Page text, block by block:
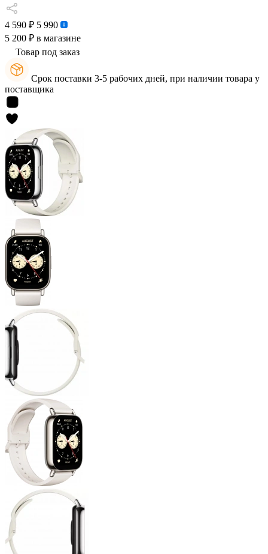
4 590 ₽ 5 990
5 200 ₽ в магазине
Товар под заказ
Срок поставки 3-5 рабочих дней, при наличии товара у
поставщика